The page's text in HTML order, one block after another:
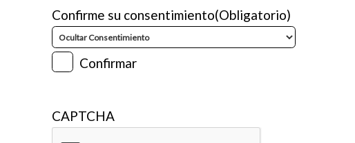
Confirme su consentimiento(Obligatorio)
Confirmar
CAPTCHA